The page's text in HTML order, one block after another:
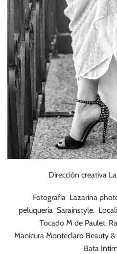
Dirección creativa
Fotografía Lazarina
peluquería Sarainstyle.
Tocado M de Paulet.
Manicura Monteclaro Beauty &
Bata